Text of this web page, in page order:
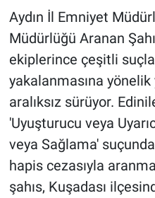
Aydın İl Emniyet
Müdürlüğü Aranan
ekiplerince çeşitli
yakalanmasına
aralıksız sürüyor.
'Uyuşturucu veya
veya Sağlama'
hapis cezasıyla
şahıs, Kuşadası